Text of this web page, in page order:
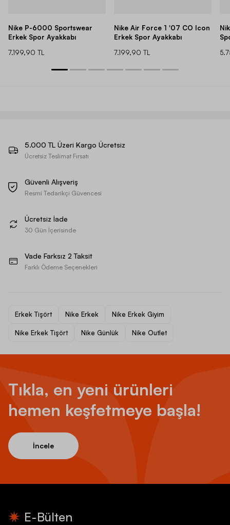
Nike P-6000 Sportswear
Erkek Spor Ayakkabı
7.199,90 TL
Nike Air Force 1 '07 CO Icon
Erkek Spor Ayakkabı
7.199,90 TL
5.000 TL Üzeri Kargo Ücretsiz
Ücretsiz Teslimat Fırsatı
Güvenli Alışveriş
Resmi Tedarikçi Güvencesi
Ücretsiz İade
30 Gün İçerisinde
Vade Farksız 2 Taksit
Farklı Ödeme Seçenekleri
Erkek Tişört Nike Erkek Nike Erkek Giyim
Nike Erkek Tişört Nike Günlük Nike Outlet
Tıkla, en yeni ürünleri
hemen keşfetmeye başla!
İncele
E-Bülten